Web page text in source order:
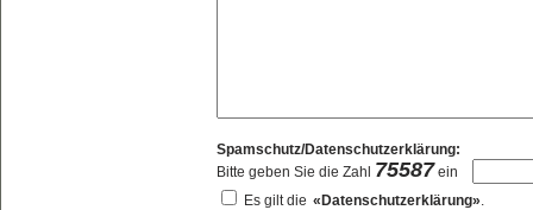
Spamschutz/Datenschutzerklärung:
Bitte geben Sie die Zahl 75587 ein
Es gilt die «Datenschutzerklärung».